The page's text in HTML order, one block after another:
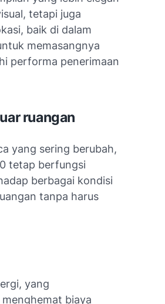
tetapi juga
baik di dalam
memasangnya
performa penerimaan
ruangan
yang sering berubah,
tetap berfungsi
berbagai kondisi
tanpa harus
yang
biaya